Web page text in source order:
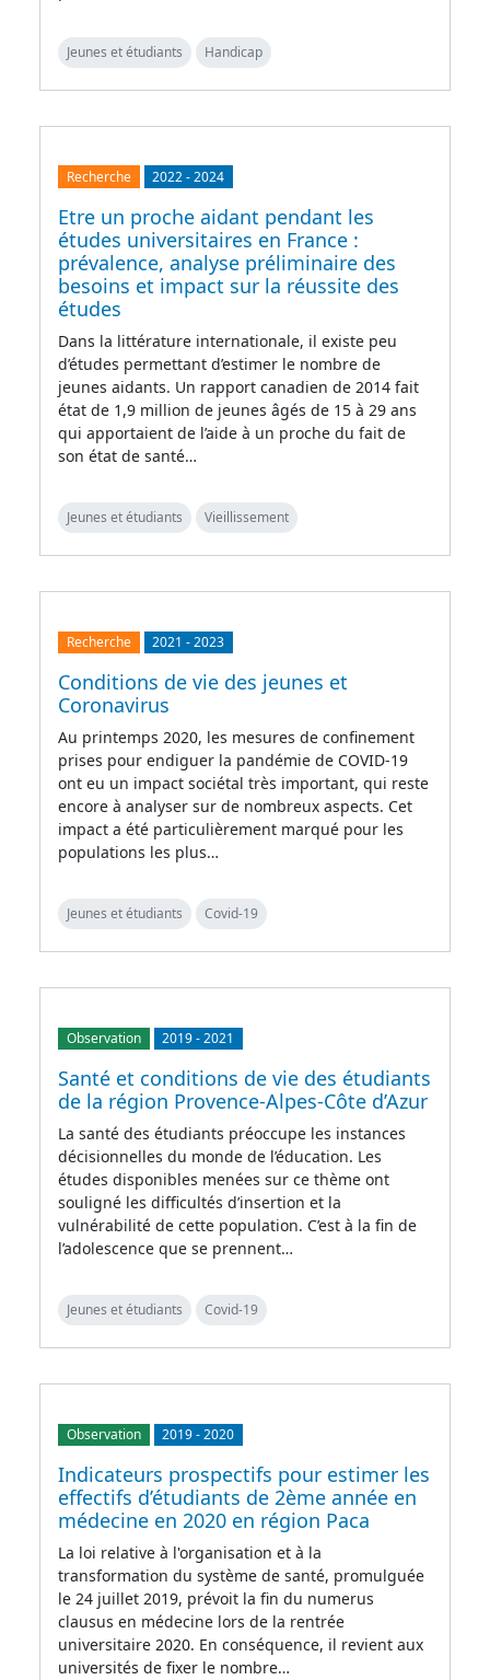
Jeunes et étudiants Handicap
Recherche 2022-2024
Etre un proche aidant pendant les
études universitaires en France :
prévalence, analyse préliminaire des
besoins et impact sur la réussite des
études
Dans la littérature internationale, il existe peu
d’études permettant d’estimer le nombre de
jeunes aidants. Un rapport canadien de 2014 fait
état de 1,9 million de jeunes âgés de 15 à 29 ans
qui apportaient de l’aide à un proche du fait de
son état de santé…
Jeunes et étudiants Vieillissement
Recherche 2021 -2023
Conditions de vie des jeunes et
Coronavirus
Au printemps 2020, les mesures de confinement
prises pour endiguer la pandémie de COVID-19
ont eu un impact sociétal très important, qui reste
encore à analyser sur de nombreux aspects. Cet
impact a été particulièrement marqué pour les
populations les plus…
Jeunes et étudiants Covid-19
Observation 2019-2021
Santé et conditions de vie des étudiants
de la région Provence-Alpes-Côte d’Azur
La santé des étudiants préoccupe les instances
décisionnelles du monde de l’éducation. Les
études disponibles menées sur ce thème ont
souligné les difficultés d’insertion et la
vulnérabilité de cette population. C’est à la fin de
l’adolescence que se prennent…
Jeunes et étudiants Covid-19
Observation 2019-2020
Indicateurs prospectifs pour estimer les
effectifs d’étudiants de 2ème année en
médecine en 2020 en région Paca
La loi relative à l'organisation et à la
transformation du système de santé, promulguée
le 24 juillet 2019, prévoit la fin du numerus
clausus en médecine lors de la rentrée
universitaire 2020. En conséquence, il revient aux
universités de fixer le nombre…